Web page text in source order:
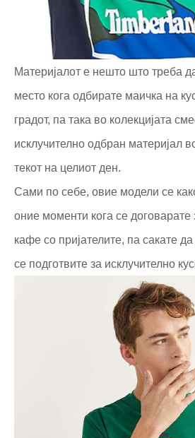
Материјалот е нешто што треба
место кога одбирате маичка на
градот, па така во колекцијата
исклучително одбран материјал
текот на целиот ден.
Сами по себе, овие модели се
оние моменти кога се договарате
кафе со пријателите, па сакате
се подготвите за исклучително